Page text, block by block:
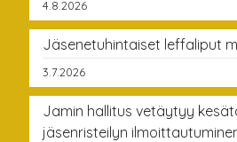
4.8.2026
Jäsenetuhintaiset leffaliput
3.7.2026
Jamin hallitus vetäytyy
jäsenristeilyn